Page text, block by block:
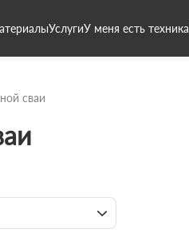
УслугиУ меня есть техника
сваи